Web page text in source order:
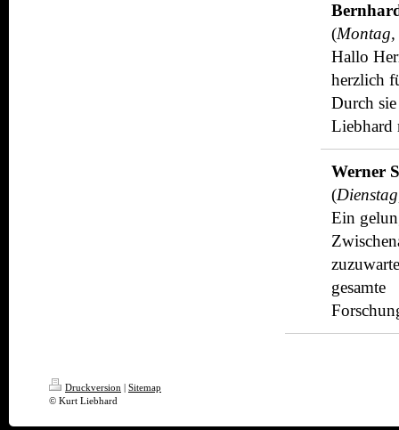
(
Hallo
herzlich
Durch
Liebhard
Werner
(
Ein
gesamte
Druckversion | Sitemap
© Kurt Liebhard